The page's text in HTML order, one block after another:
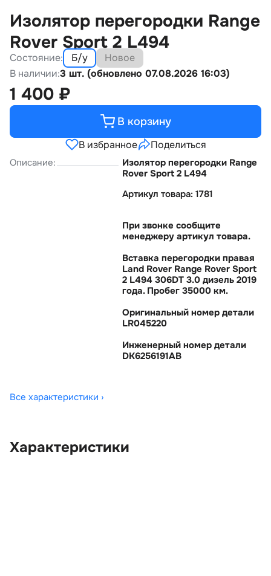
Изолятор перегородки Range
Rover Sport 2 L494
Состояние: Б/у
Новое
В наличии:3 шт. (обновлено 07.08.2026 16:03)
1 400 ₽
В корзину
В избранное Поделиться
Описание:
Изолятор перегородки Range
Rover Sport 2 L494
Артикул товара: 1781
При звонке сообщите
менеджеру артикул товара.
Вставка перегородки правая
Land Rover Range Rover Sport
2 L494 306DT 3.0 дизель 2019
ода. Пробег 35000 км.
Оригинальный номер детали
LR045220
Инженерный номер детали
DK6256191AB
Все характеристики ›
Характеристики